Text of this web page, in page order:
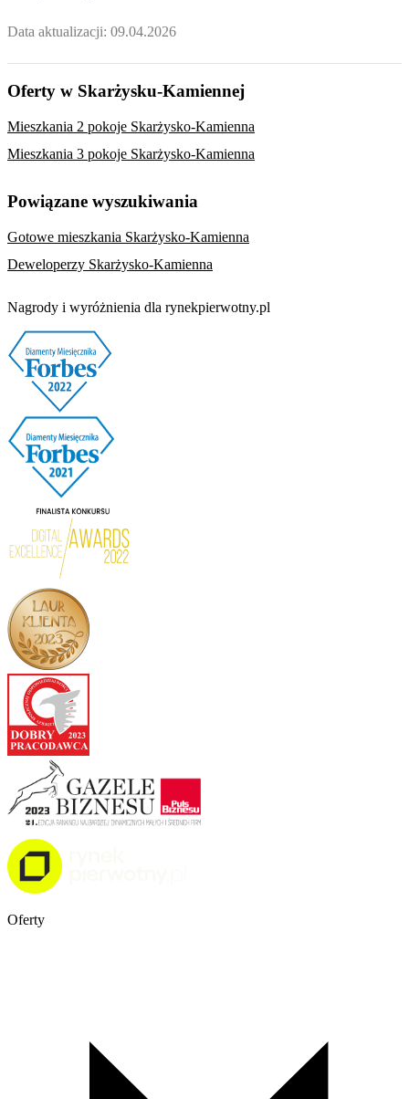
Data aktualizacji: 09.04.2026
Oferty w Skarżysku-Kamiennej
Mieszkania 2 pokoje Skarżysko-Kamienna
Mieszkania 3 pokoje Skarżysko-Kamienna
Powiązane wyszukiwania
Gotowe mieszkania Skarżysko-Kamienna
Deweloperzy Skarżysko-Kamienna
Nagrody i wyróżnienia dla rynekpierwotny.pl
Oferty